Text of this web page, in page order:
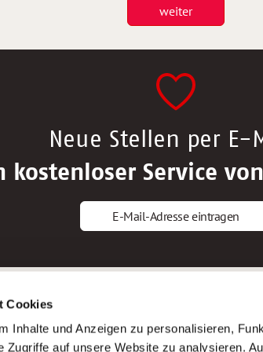
Cookies
Inhalte und Anzeigen zu personalisieren,
Zugriffe auf unsere Website zu analysieren.
weiter
Neue Stellen per E-
kostenloser Service
E-Mail-Adresse eintragen
Altenpfleger*in
Krankenpfleger*in
AWO